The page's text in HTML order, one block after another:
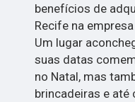
benefícios de
Recife na
Um lugar
suas datas
no Natal, mas
brincadeiras e até